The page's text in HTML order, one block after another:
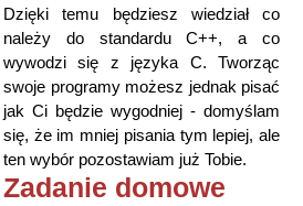
Dzięki temu będziesz wiedział co
należy do standardu C++, a co
wywodzi się z języka C. Tworząc
swoje programy możesz jednak pisać
jak Ci będzie wygodniej - domyślam
się, że im mniej pisania tym lepiej, ale
ten wybór pozostawiam już Tobie.
Zadanie domowe